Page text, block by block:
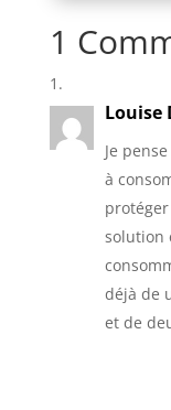
1
Louise
Je
à
solution
déjà de
et de